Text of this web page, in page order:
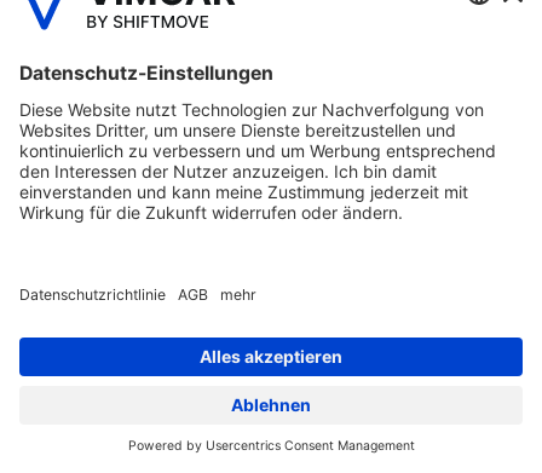
Ersteinweisung mit einer Geldstrafe in Höhe von bis zu
dass eine Unterweisung am Fahrzeug vorgenommen
wurde, ist ein archiviertes Protokoll wichtig.
6. Was ist der Unterschied zwischen
einer Erstunterweisung und